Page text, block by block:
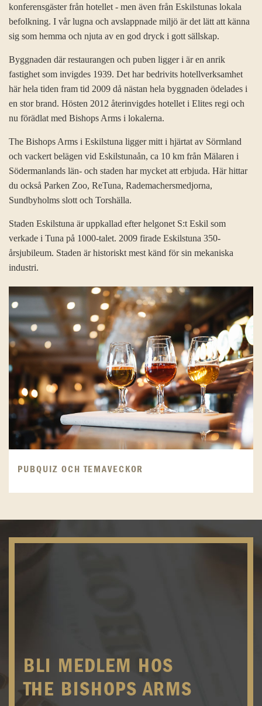
konferensgäster från hotellet - men även från Eskilstunas lokala
befolkning. I vår lugna och avslappnade miljö är det lätt att känna
sig som hemma och njuta av en god dryck i gott sällskap.
Byggnaden där restaurangen och puben ligger i är en anrik
fastighet som invigdes 1939. Det har bedrivits hotellverksamhet
här hela tiden fram tid 2009 då nästan hela byggnaden ödelades i
en stor brand. Hösten 2012 återinvigdes hotellet i Elites regi och
nu förädlat med Bishops Arms i lokalerna.
The Bishops Arms i Eskilstuna ligger mitt i hjärtat av Sörmland
och vackert belägen vid Eskilstunaån, ca 10 km från Mälaren i
Södermanlands län- och staden har mycket att erbjuda. Här hittar
du också Parken Zoo, ReTuna, Rademachersmedjorna,
Sundbyholms slott och Torshälla.
Staden Eskilstuna är uppkallad efter helgonet S:t Eskil som
verkade i Tuna på 1000-talet. 2009 firade Eskilstuna 350-
årsjubileum. Staden är historiskt mest känd för sin mekaniska
industri.
PUBQUIZ OCH TEMAVECKOR
BLI MEDLEM HOS
THE BISHOPS ARMS